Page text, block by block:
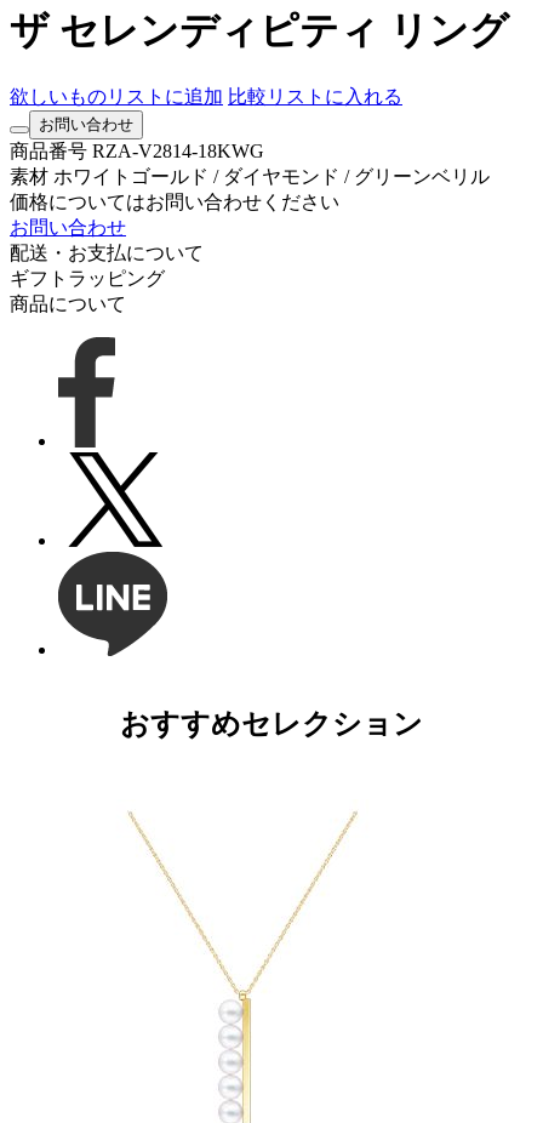
ザ セレンディピティ リング
欲しいものリストに追加 比較リストに入れる
お問い合わせ
商品番号 RZA-V2814-18KWG
素材 ホワイトゴールド / ダイヤモンド / グリーンベリル
価格についてはお問い合わせください
お問い合わせ
配送・お支払について
ギフトラッピング
商品について
おすすめセレクション